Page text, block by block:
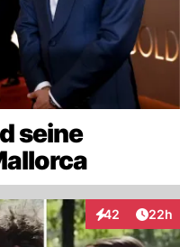
seine
42
Interaktionen
22h